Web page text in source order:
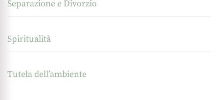
Separazione e Divorzio
Spiritualità
Tutela dell’ambiente